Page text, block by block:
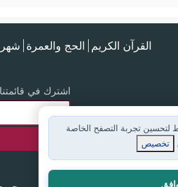
القرآن الكريم الحج والعمرة
اشترك في قائمتنا
لتحسين تجربة التصفح الخاصة
تخصيص